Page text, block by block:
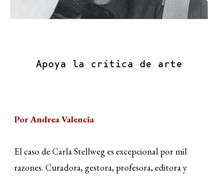
Por Andrea Valencia
El caso de Carla Stellweg es excepcional por mil
razones. Curadora, gestora, profesora, editora y